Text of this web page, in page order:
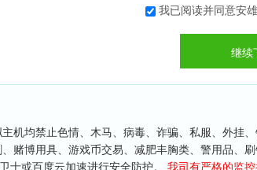
我已阅读并同意安
机均禁止色情、木马、病毒、诈骗、私服、外挂
赌博用具、游戏币交易、减肥丰胸类、警用品、
士或百度云加速进行安全防护。 我司有严格的监